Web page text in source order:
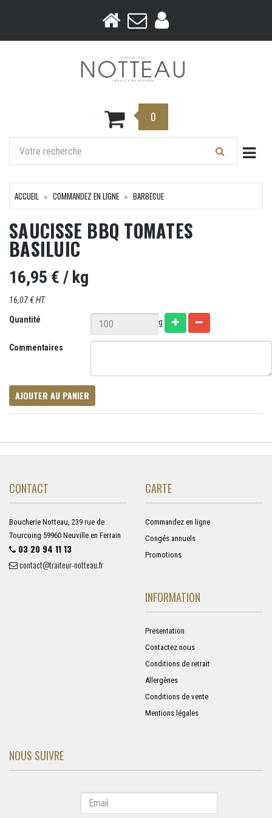
0
ACCUEIL COMMANDEZ EN LIGNE BARBECUE
SAUCISSE BBQ TOMATES
BASILUIC
16,95 € / kg
16,07 € HT
Quantité
g
Commentaires
AJOUTER AU PANIER
CONTACT
Boucherie Notteau, 239 rue de
Tourcoing 59960 Neuville en Ferrain
03 20 94 11 13
contact@traiteur-notteau.fr
CARTE
Commandez en ligne
Congés annuels
Promotions
INFORMATION
Presentation
Contactez nous
Conditions de retrait
Allergènes
Conditions de vente
Mentions légales
NOUS SUIVRE